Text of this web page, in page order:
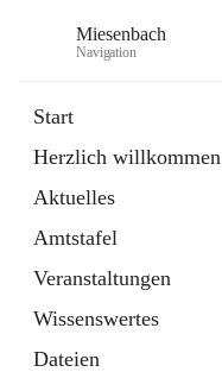
Miesenbach
Navigation
Start
Herzlich willkommen
Aktuelles
Amtstafel
Veranstaltungen
Wissenswertes
Dateien
Externe Webseite
in
Tab
Region Schneebergland
Externe Webseite
öffnet
in
neuem
Tab